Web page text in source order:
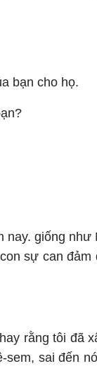
bạn cho họ.
giống
sự can đảm
rằng tôi đã
sai đến